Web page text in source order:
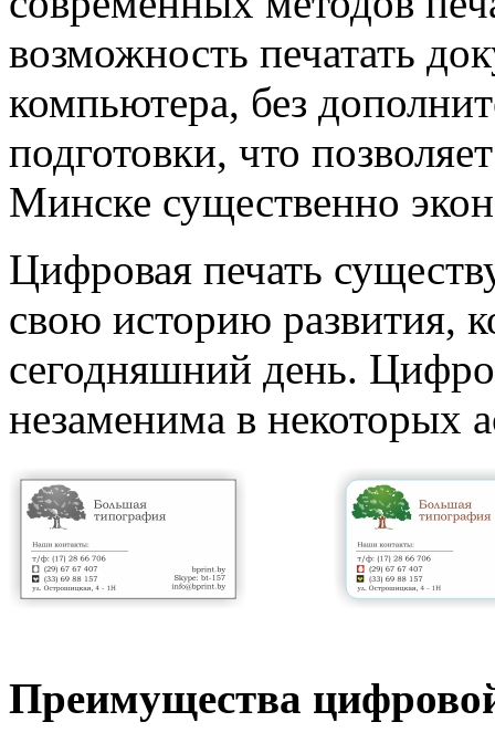
возможность печатать
компьютера, без
подготовки, что
Минске существенно
Цифровая печать
свою историю развития,
сегодняшний день.
незаменима в некоторых
Преимущества